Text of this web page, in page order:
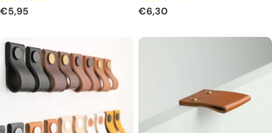
Prix
€5,95
Prix
€6,30